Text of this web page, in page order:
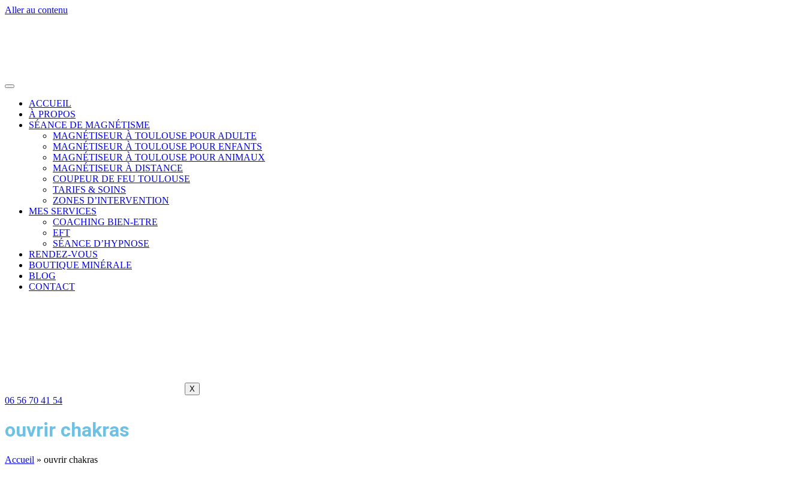
Aller au contenu
ACCUEIL
À PROPOS
SÉANCE DE MAGNÉTISME
MAGNÉTISEUR À TOULOUSE POUR ADULTE
MAGNÉTISEUR À TOULOUSE POUR ENFANTS
MAGNÉTISEUR À TOULOUSE POUR ANIMAUX
MAGNÉTISEUR À DISTANCE
COUPEUR DE FEU TOULOUSE
TARIFS & SOINS
ZONES D’INTERVENTION
MES SERVICES
COACHING BIEN-ETRE
EFT
SÉANCE D’HYPNOSE
RENDEZ-VOUS
BOUTIQUE MINÉRALE
BLOG
CONTACT
X
06 56 70 41 54
ouvrir chakras
Accueil » ouvrir chakras